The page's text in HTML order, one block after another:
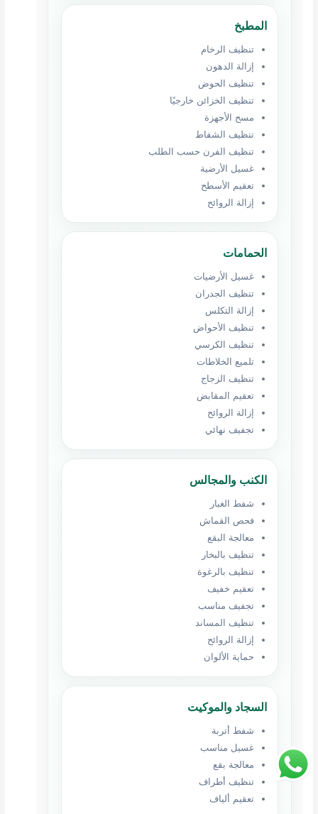
المطبخ
تنظيف الرخام
إزالة الدهون
تنظيف الحوض
تنظيف الخزائن خارجيًا
مسح الأجهزة
تنظيف الشفاط
تنظيف الفرن حسب الطلب
غسيل الأرضية
تعقيم الأسطح
إزالة الروائح
الحمامات
غسيل الأرضيات
تنظيف الجدران
إزالة التكلس
تنظيف الأحواض
تنظيف الكرسي
تلميع الخلاطات
تنظيف الزجاج
تعقيم المقابض
إزالة الروائح
تجفيف نهائي
الكنب والمجالس
شفط الغبار
فحص القماش
معالجة البقع
تنظيف بالبخار
تنظيف بالرغوة
تعقيم خفيف
تجفيف مناسب
تنظيف المساند
إزالة الروائح
حماية الألوان
السجاد والموكيت
شفط أتربة
غسيل مناسب
معالجة بقع
تنظيف أطراف
تعقيم ألياف